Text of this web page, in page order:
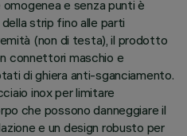
omogenea e senza punti è
strip fino alle parti
(non di testa), il prodotto
connettori maschio e
di ghiera anti-sganciamento.
inox per limitare
che possono danneggiare il
e un design robusto per